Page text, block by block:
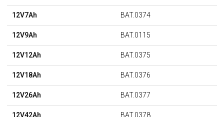
12V7Ah BAT.0374
12V9Ah BAT.0115
12V12Ah BAT.0375
12V18Ah BAT.0376
12V26Ah BAT.0377
12V42Ah BAT.0378